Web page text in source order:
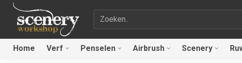
Zoekterm
Home Verf Penselen Airbrush Scenery